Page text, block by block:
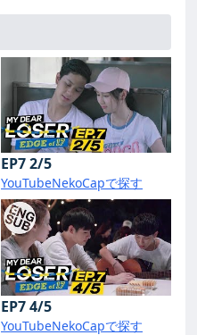
EP7 2/5
YouTubeNekoCapで探す
EP7 4/5
YouTubeNekoCapで探す